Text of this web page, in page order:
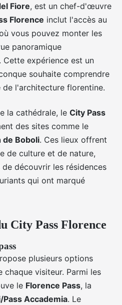
Fiore, est un chef-d'œuvre
Florence inclut l'accès au
vous pouvez monter les
panoramique
Cette expérience est un
souhaite comprendre
l'architecture florentine.
la cathédrale, le City Pass
des sites comme le
de Boboli. Ces lieux offrent
de culture et de nature,
découvrir les résidences
qui ont marqué
City Pass Florence
plusieurs options
chaque visiteur. Parmi les
le Florence Pass, la
Pass Accademia. Le